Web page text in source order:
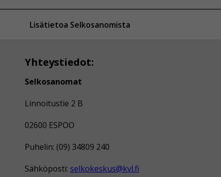
Lisätietoa Selkosanomista
Yhteystiedot:
Selkosanomat
Linnoitustie 2 B
02600 ESPOO
Puhelin: (09) 34809 240
Sähköposti: selkokeskus@kvl.fi